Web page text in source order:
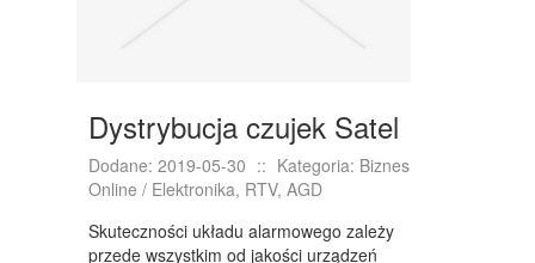
KONTAKT
Dystrybucja czujek Satel
Dodane: 2019-05-30 :: Kategoria: Biznes
Online / Elektronika, RTV, AGD
Skuteczności układu alarmowego zależy
przede wszystkim od jakości urządzeń